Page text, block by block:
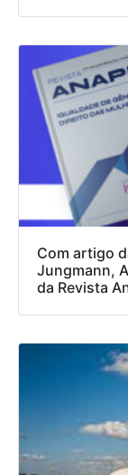
Com artigo
Jungmann,
da Revista